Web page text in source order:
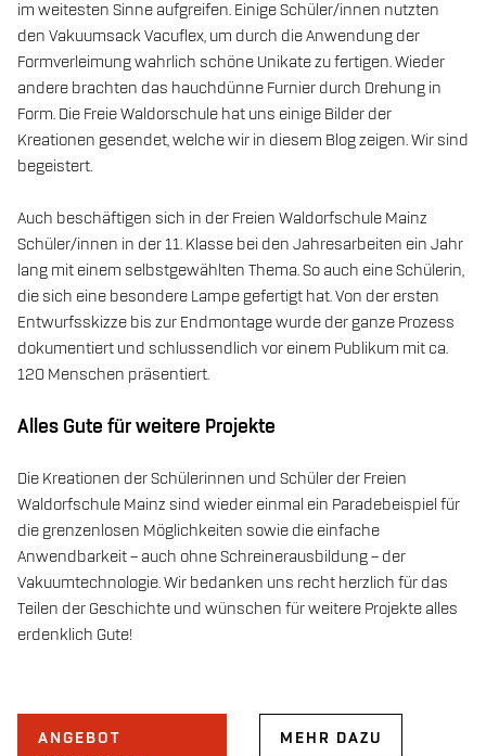
im weitesten Sinne aufgreifen. Einige Schüler/innen nutzten
den Vakuumsack Vacuflex, um durch die Anwendung der
Formverleimung wahrlich schöne Unikate zu fertigen. Wieder
andere brachten das hauchdünne Furnier durch Drehung in
Form. Die Freie Waldorschule hat uns einige Bilder der
Kreationen gesendet, welche wir in diesem Blog zeigen. Wir sind
begeistert.
Auch beschäftigen sich in der Freien Waldorfschule Mainz
Schüler/innen in der 11. Klasse bei den Jahresarbeiten ein Jahr
lang mit einem selbstgewählten Thema. So auch eine Schülerin,
die sich eine besondere Lampe gefertigt hat. Von der ersten
Entwurfsskizze bis zur Endmontage wurde der ganze Prozess
dokumentiert und schlussendlich vor einem Publikum mit ca.
120 Menschen präsentiert.
Alles Gute für weitere Projekte
Die Kreationen der Schülerinnen und Schüler der Freien
Waldorfschule Mainz sind wieder einmal ein Paradebeispiel für
die grenzenlosen Möglichkeiten sowie die einfache
Anwendbarkeit – auch ohne Schreinerausbildung – der
Vakuumtechnologie. Wir bedanken uns recht herzlich für das
Teilen der Geschichte und wünschen für weitere Projekte alles
erdenklich Gute!
ANGEBOT
MEHR DAZU